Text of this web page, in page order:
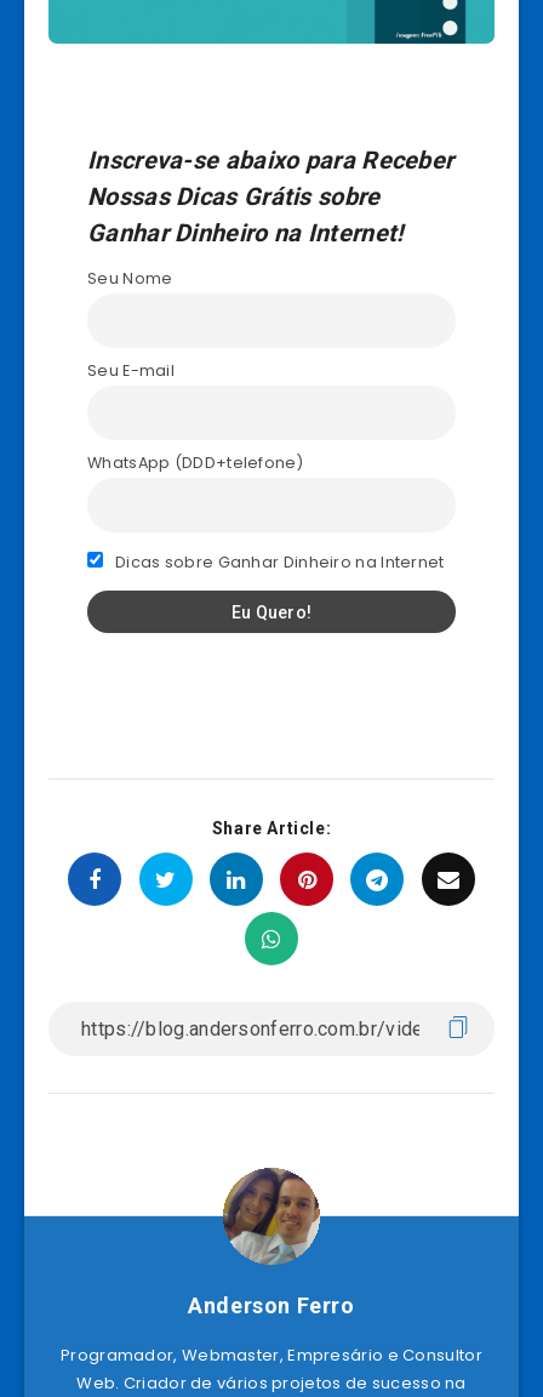
Inscreva-se abaixo para Receber
Nossas Dicas Grátis sobre
Ganhar Dinheiro na Internet!
Seu Nome
Seu E-mail
WhatsApp (DDD+telefone)
Dicas sobre Ganhar Dinheiro na Internet
Share Article:
Anderson Ferro
Programador, Webmaster, Empresário e Consultor
Web. Criador de vários projetos de sucesso na